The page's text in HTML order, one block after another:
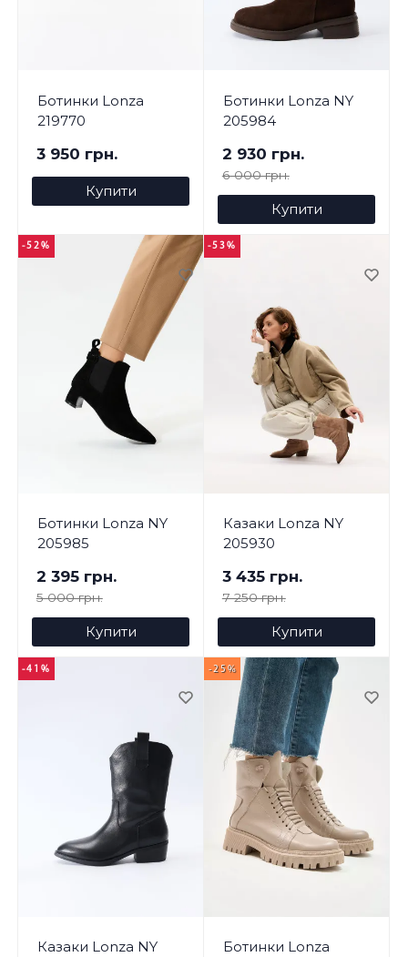
Ботинки Lonza
219770
3 950 грн.
Купити
Ботинки Lonza NY
205984
2 930 грн.
6 000 грн.
Купити
-52%
Ботинки Lonza NY
205985
2 395 грн.
5 000 грн.
Купити
-53%
Казаки Lonza NY
205930
3 435 грн.
7 250 грн.
Купити
-41%
Казаки Lonza NY
-25%
Ботинки Lonza